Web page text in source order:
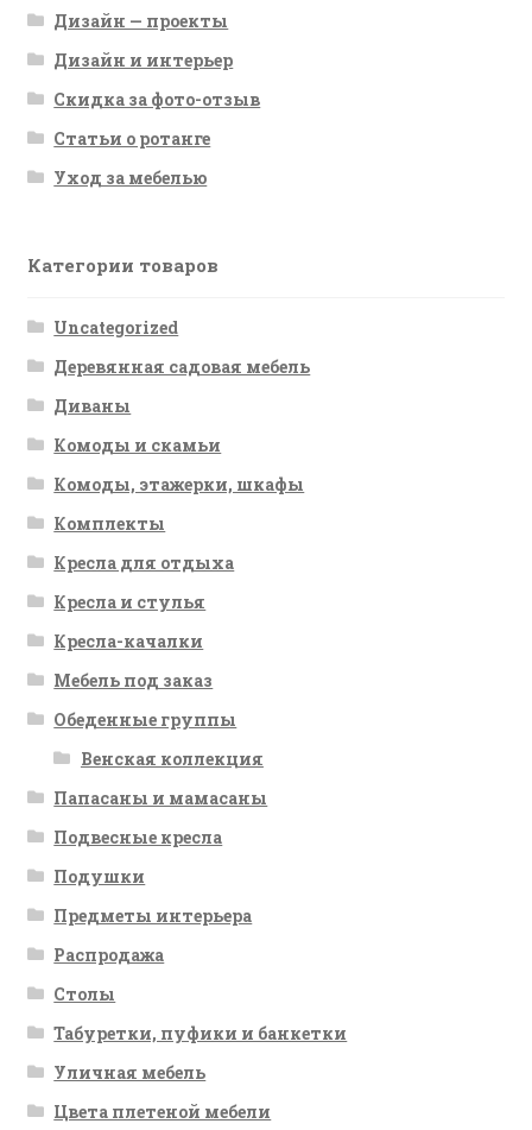
Дизайн — проекты
Дизайн и интерьер
Скидка за фото-отзыв
Статьи о ротанге
Уход за мебелью
Категории товаров
Uncategorized
Деревянная садовая мебель
Диваны
Комоды и скамьи
Комоды, этажерки, шкафы
Комплекты
Кресла для отдыха
Кресла и стулья
Кресла-качалки
Мебель под заказ
Обеденные группы
Венская коллекция
Папасаны и мамасаны
Подвесные кресла
Подушки
Предметы интерьера
Распродажа
Столы
Табуретки, пуфики и банкетки
Уличная мебель
Цвета плетеной мебели